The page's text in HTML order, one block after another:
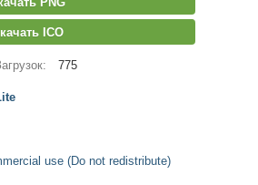
ICO
775
use (Do not redistribute)